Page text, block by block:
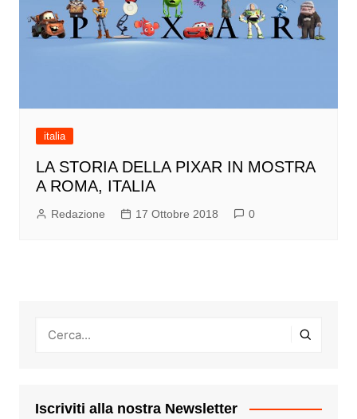
italia
LA STORIA DELLA PIXAR IN MOSTRA
A ROMA, ITALIA
Redazione 17 Ottobre 2018 0
Iscriviti alla nostra Newsletter